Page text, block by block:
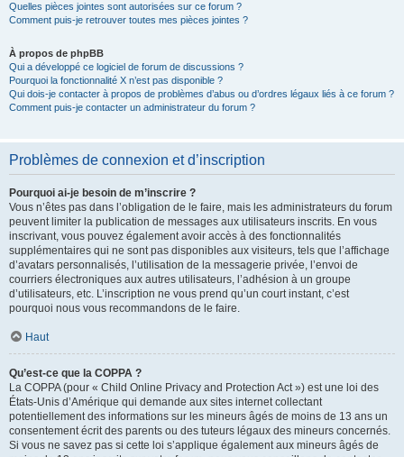
Quelles pièces jointes sont autorisées sur ce forum ?
Comment puis-je retrouver toutes mes pièces jointes ?
À propos de phpBB
Qui a développé ce logiciel de forum de discussions ?
Pourquoi la fonctionnalité X n’est pas disponible ?
Qui dois-je contacter à propos de problèmes d’abus ou d’ordres légaux liés à ce forum ?
Comment puis-je contacter un administrateur du forum ?
Problèmes de connexion et d’inscription
Pourquoi ai-je besoin de m’inscrire ?
Vous n’êtes pas dans l’obligation de le faire, mais les administrateurs du forum
peuvent limiter la publication de messages aux utilisateurs inscrits. En vous
inscrivant, vous pouvez également avoir accès à des fonctionnalités
supplémentaires qui ne sont pas disponibles aux visiteurs, tels que l’affichage
d’avatars personnalisés, l’utilisation de la messagerie privée, l’envoi de
courriers électroniques aux autres utilisateurs, l’adhésion à un groupe
d’utilisateurs, etc. L’inscription ne vous prend qu’un court instant, c’est
pourquoi nous vous recommandons de le faire.
Haut
Qu’est-ce que la COPPA ?
La COPPA (pour « Child Online Privacy and Protection Act ») est une loi des
États-Unis d’Amérique qui demande aux sites internet collectant
potentiellement des informations sur les mineurs âgés de moins de 13 ans un
consentement écrit des parents ou des tuteurs légaux des mineurs concernés.
Si vous ne savez pas si cette loi s’applique également aux mineurs âgés de